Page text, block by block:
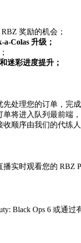
奖励的机会；
Colas 升级；
迷彩进度提升；
处理您的订单，完成
将进入队列最前端，
顺序由我们的代练人
实时观看您的 RBZ
Black Ops 6 或通过